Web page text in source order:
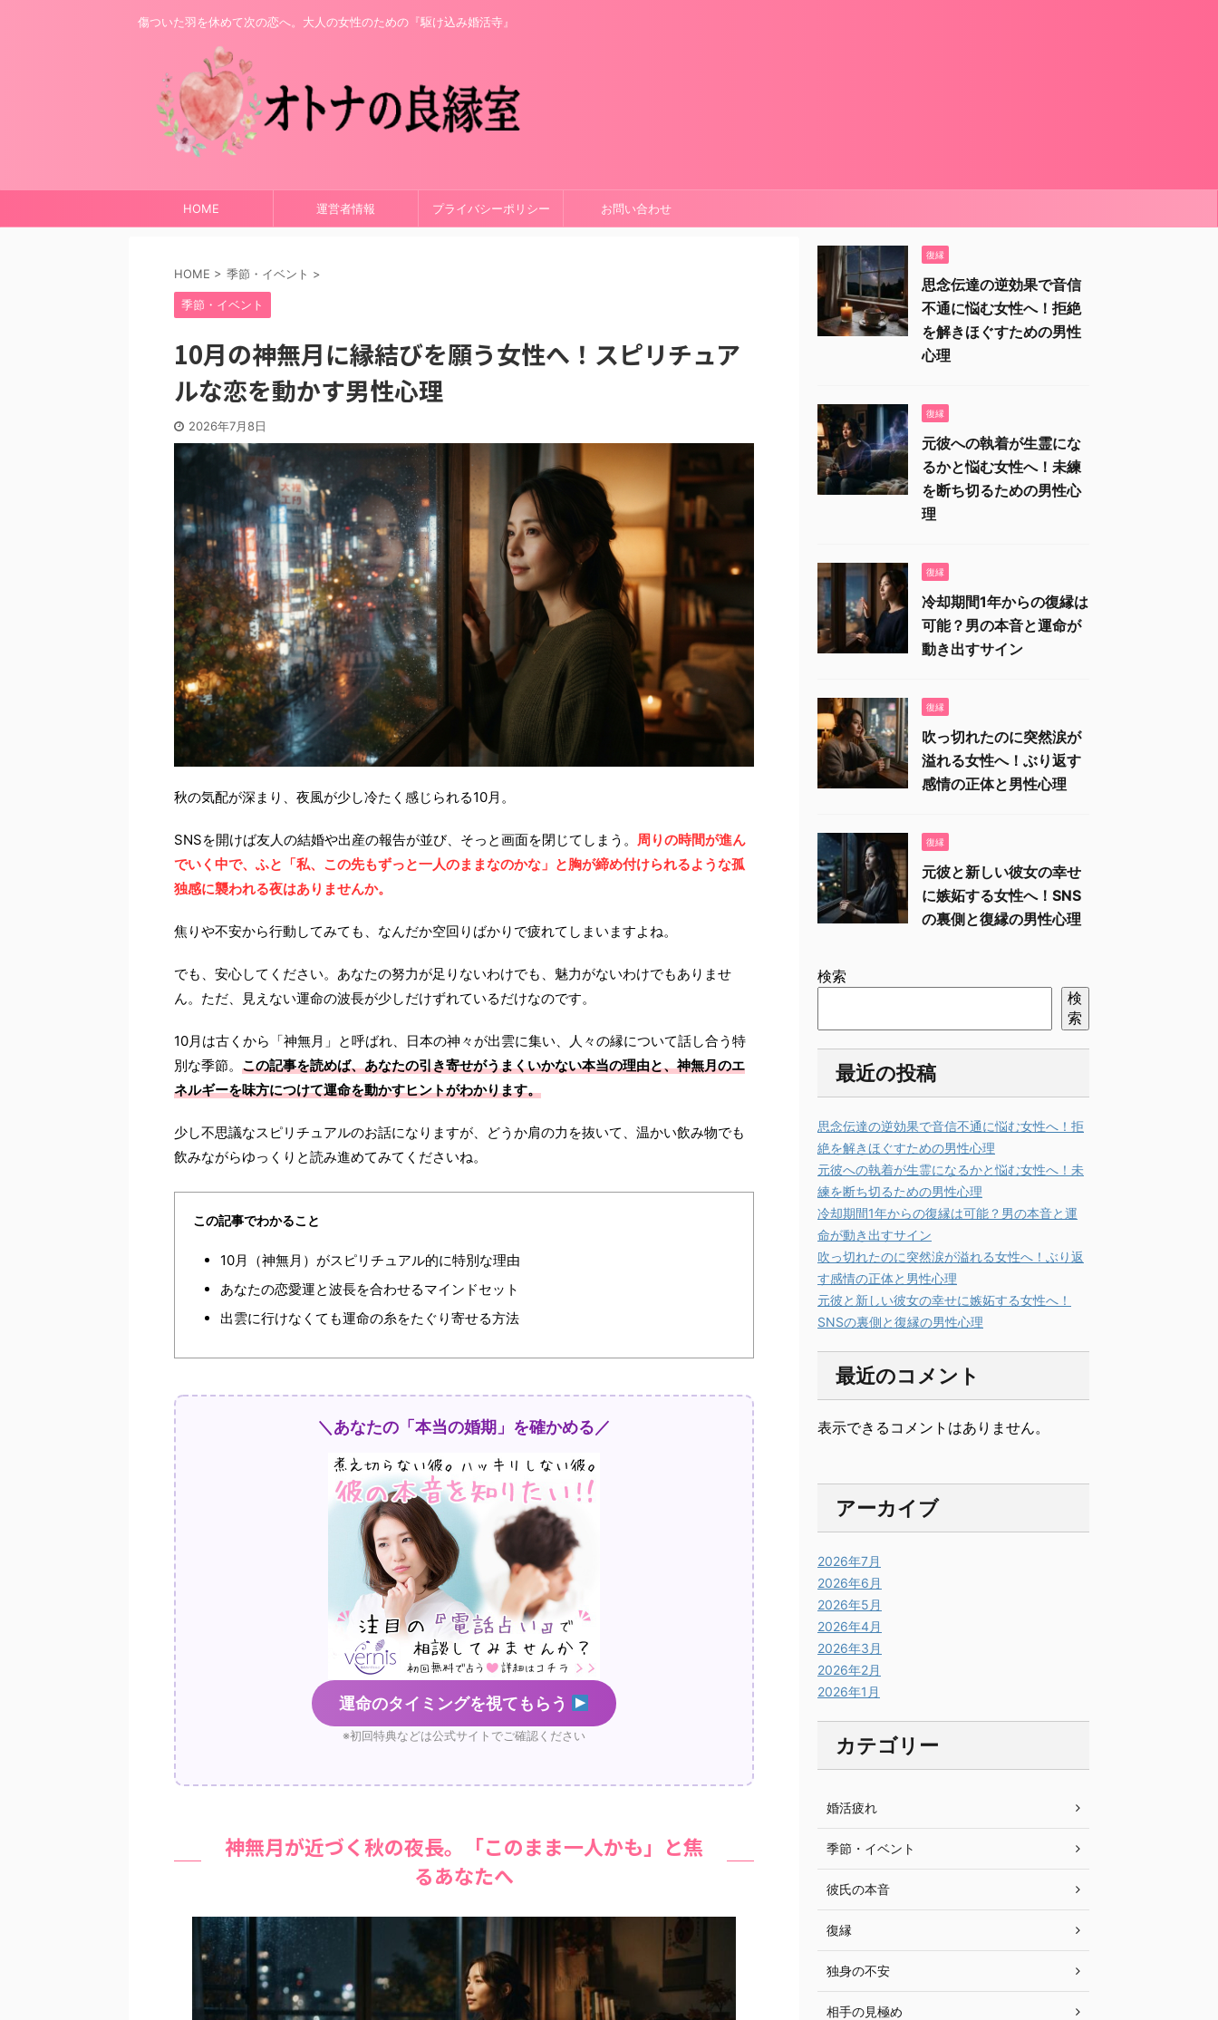
傷ついた羽を休めて次の恋へ。大人の女性のための『駆け込み婚活寺』
HOME 運営者情報 プライバシーポリシー お問い合わせ
HOME > 季節・イベント >
季節・イベント
10月の神無月に縁結びを願う女性へ！スピリチュア
ルな恋を動かす男性心理
2026年7月8日
秋の気配が深まり、夜風が少し冷たく感じられる10月。
SNSを開けば友人の結婚や出産の報告が並び、そっと画面を閉じてしまう。 周りの時間が進ん
でいく中で、ふと「私、この先もずっと一人のままなのかな」と胸が締め付けられるような孤
独感に襲われる夜はありませんか。
焦りや不安から行動してみても、なんだか空回りばかりで疲れてしまいますよね。
でも、安心してください。あなたの努力が足りないわけでも、魅力がないわけでもありませ
ん。ただ、見えない運命の波長が少しだけずれているだけなのです。
10月は古くから「神無月」と呼ばれ、日本の神々が出雲に集い、人々の縁について話し合う特
別な季節。 この記事を読めば、あなたの引き寄せがうまくいかない本当の理由と、神無月のエ
ネルギーを味方につけて運命を動かすヒントがわかります。
少し不思議なスピリチュアルのお話になりますが、どうか肩の力を抜いて、温かい飲み物でも
飲みながらゆっくりと読み進めてみてくださいね。
この記事でわかること
10月（神無月）がスピリチュアル的に特別な理由
あなたの恋愛運と波長を合わせるマインドセット
出雲に行けなくても運命の糸をたぐり寄せる方法
＼あなたの「本当の婚期」を確かめる／
運命のタイミングを視てもらう
※初回特典などは公式サイトでご確認ください
神無月が近づく秋の夜長。「このまま一人かも」と焦
るあなたへ
復縁
思念伝達の逆効果で音信
不通に悩む女性へ！拒絶
を解きほぐすための男性
心理
復縁
元彼への執着が生霊にな
るかと悩む女性へ！未練
を断ち切るための男性心
理
復縁
冷却期間1年からの復縁は
可能？男の本音と運命が
動き出すサイン
復縁
吹っ切れたのに突然涙が
溢れる女性へ！ぶり返す
感情の正体と男性心理
復縁
元彼と新しい彼女の幸せ
に嫉妬する女性へ！SNS
の裏側と復縁の男性心理
検索
検
索
最近の投稿
思念伝達の逆効果で音信不通に悩む女性へ！拒
絶を解きほぐすための男性心理
元彼への執着が生霊になるかと悩む女性へ！未
練を断ち切るための男性心理
冷却期間1年からの復縁は可能？男の本音と運
命が動き出すサイン
吹っ切れたのに突然涙が溢れる女性へ！ぶり返
す感情の正体と男性心理
元彼と新しい彼女の幸せに嫉妬する女性へ！
SNSの裏側と復縁の男性心理
最近のコメント
表示できるコメントはありません。
アーカイブ
2026年7月
2026年6月
2026年5月
2026年4月
2026年3月
2026年2月
2026年1月
カテゴリー
婚活疲れ
季節・イベント
彼氏の本音
復縁
独身の不安
相手の見極め